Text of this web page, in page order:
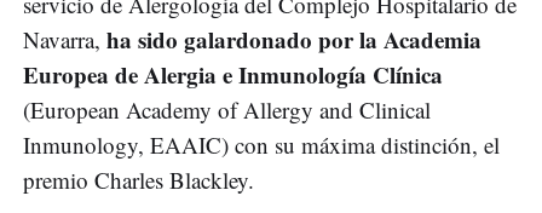
Navarra, ha sido galardonado por la Academia
Europea de Alergia e Inmunología Clínica
(European Academy of Allergy and Clinical
Inmunology, EAAIC) con su máxima distinción, el
premio Charles Blackley.